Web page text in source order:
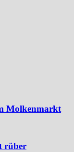
Molkenmarkt
rüber